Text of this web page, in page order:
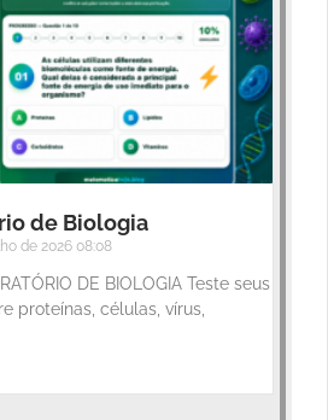
de Biologia
de 2026 08:08
DE BIOLOGIA Teste seus
proteínas, células, vírus,